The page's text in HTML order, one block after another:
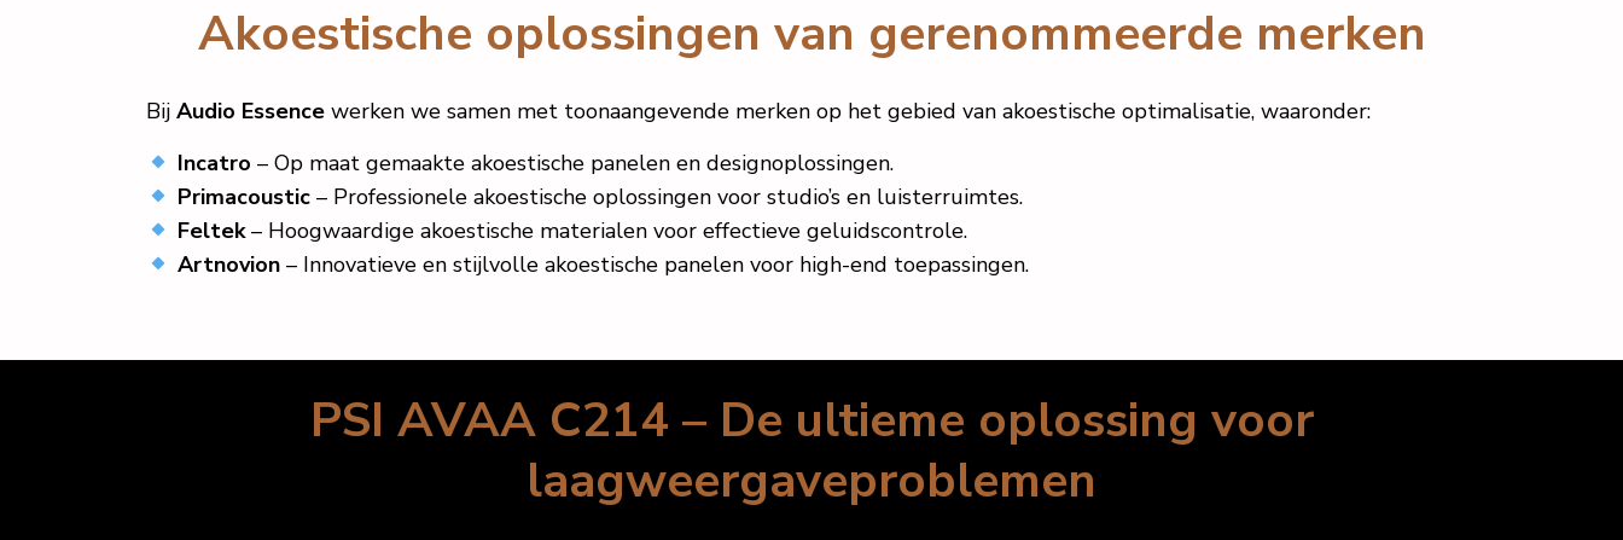
Akoestische oplossingen van gerenommeerde merken
Bij Audio Essence werken we samen met toonaangevende merken op het gebied van akoestische optimalisatie, waaronder:
Incatro – Op maat gemaakte akoestische panelen en designoplossingen.
Primacoustic– Professionele akoestische oplossingen voor studio’s en luisterruimtes.
Feltek– Hoogwaardige akoestische materialen voor effectieve geluidscontrole.
Artnovion– Innovatieve en stijlvolle akoestische panelen voor high-end toepassingen.
PSI AVAA C214 – De ultieme oplossing voor
laagweergaveproblemen